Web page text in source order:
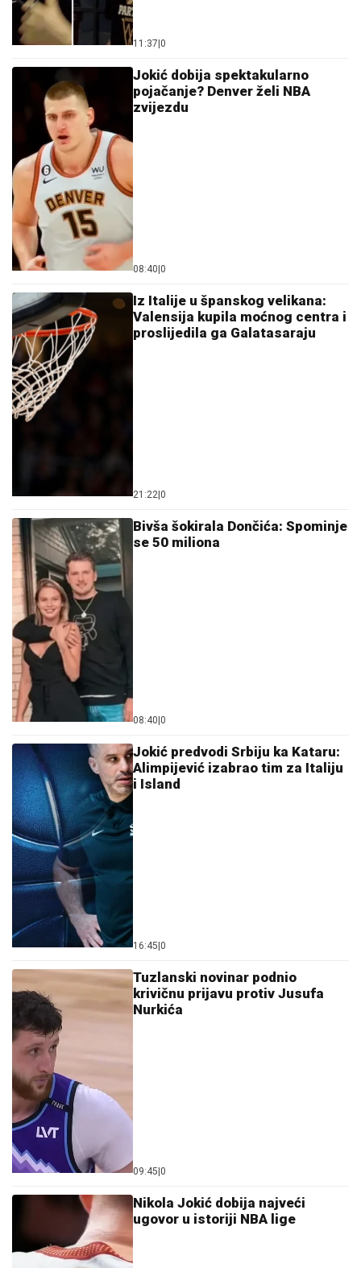
11:37|0
Jokić dobija spektakularno
pojačanje? Denver želi NBA
zvijezdu
08:40|0
Iz Italije u španskog velikana:
Valensija kupila moćnog centra i
proslijedila ga Galatasaraju
21:22|0
Bivša šokirala Dončića: Spominje
se 50 miliona
08:40|0
Jokić predvodi Srbiju ka Kataru:
Alimpijević izabrao tim za Italiju
i Island
16:45|0
Tuzlanski novinar podnio
krivičnu prijavu protiv Jusufa
Nurkića
09:45|0
Nikola Jokić dobija najveći
ugovor u istoriji NBA lige